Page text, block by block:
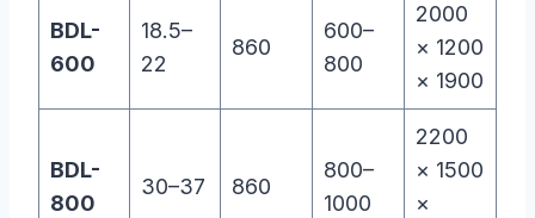
BDL-
600
18.5–
22
860
600–
800
2000
× 1200
× 1900
BDL-
800
30–37 860
800–
1000
2200
× 1500
×